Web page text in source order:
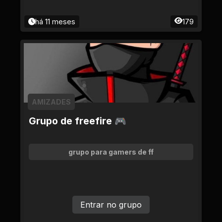
há 11 meses 179
Grupo de freefire 🎮
AMIZADES
grupo para gamers de ff
Entrar no grupo